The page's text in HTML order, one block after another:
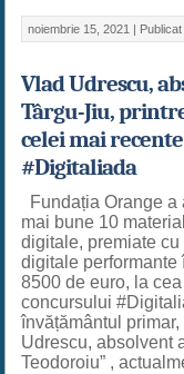
noiembrie 15, 2021 |
Vlad Udrescu,
Târgu-Jiu,
celei mai
#Digitaliada
Fundația Orange a
mai bune 10
digitale, premiate
digitale performante
8500 de euro, la
concursului
învățământul
Udrescu, absolvent
Teodoroiu” ,